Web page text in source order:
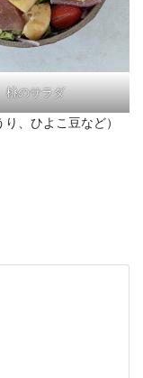
桃のサラダ
、ひよこ豆など）